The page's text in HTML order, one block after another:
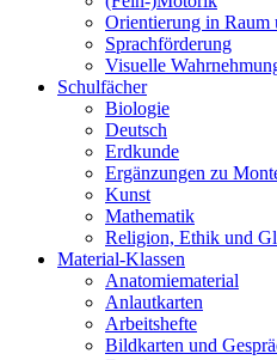
Orientierung in Raum
Sprachförderung
Visuelle
Schulfächer
Biologie
Deutsch
Erdkunde
Ergänzungen zu
Kunst
Mathematik
Religion, Ethik und
Material-Klassen
Anatomiematerial
Anlautkarten
Arbeitshefte
Bildkarten und